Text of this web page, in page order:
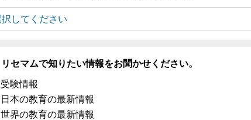
リセマムで知りたい情報をお聞かせください。
受験情報
日本の教育の最新情報
世界の教育の最新情報